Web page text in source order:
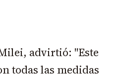
advirtió: "Este
todas las medidas